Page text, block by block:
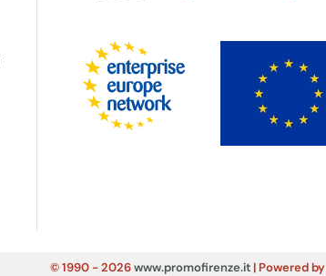
© 1990 - 2026www.promofirenze.it| Powered by